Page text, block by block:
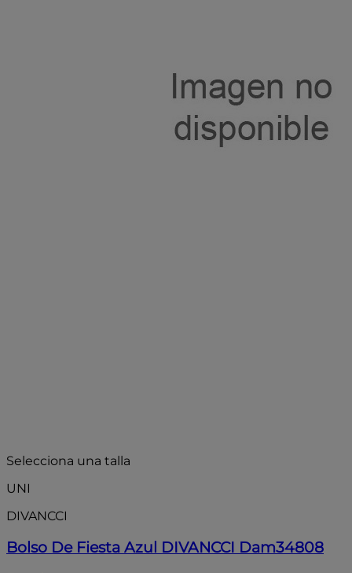
Selecciona una talla
UNI
DIVANCCI
Bolso De Fiesta Azul DIVANCCI Dam34808